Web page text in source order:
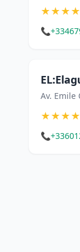
★★★★
📞
Av. Emile
★★★★
📞